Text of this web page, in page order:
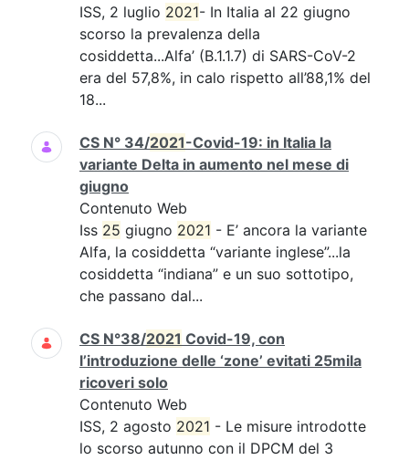
ISS, 2 luglio 2021- In Italia al 22 giugno
scorso la prevalenza della
cosiddetta...Alfa’ (B.1.1.7) di SARS-CoV-2
era del 57,8%, in calo rispetto all’88,1% del
18...
CS N° 34/2021-Covid-19: in Italia la
variante Delta in aumento nel mese di
giugno
Contenuto Web
Iss 25 giugno 2021 - E’ ancora la variante
Alfa, la cosiddetta “variante inglese”...la
cosiddetta “indiana” e un suo sottotipo,
che passano dal...
CS N°38/2021 Covid-19, con
l’introduzione delle ‘zone’ evitati 25mila
ricoveri solo
Contenuto Web
ISS, 2 agosto 2021 - Le misure introdotte
lo scorso autunno con il DPCM del 3